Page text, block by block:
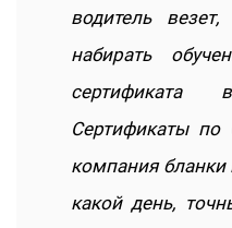
водитель
набирать
сертификата
Сертификаты
компания
какой день,